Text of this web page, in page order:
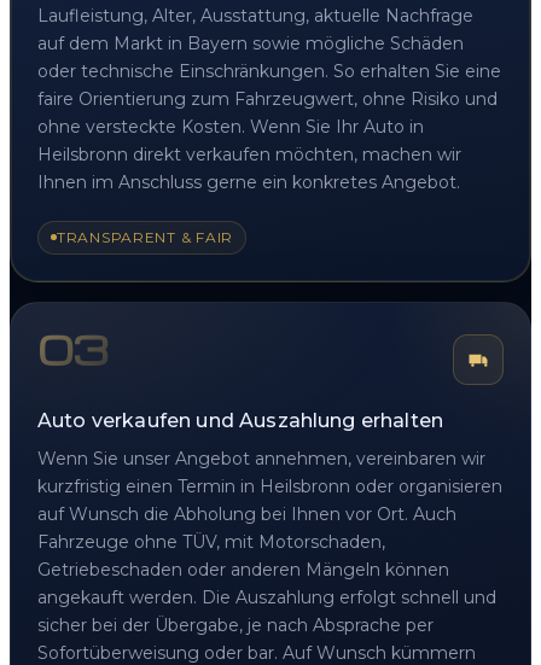
Laufleistung, Alter, Ausstattung, aktuelle Nachfrage
auf dem Markt in Bayern sowie mögliche Schäden
oder technische Einschränkungen. So erhalten Sie eine
faire Orientierung zum Fahrzeugwert, ohne Risiko und
ohne versteckte Kosten. Wenn Sie Ihr Auto in
Heilsbronn direkt verkaufen möchten, machen wir
Ihnen im Anschluss gerne ein konkretes Angebot.
TRANSPARENT & FAIR
03
Auto verkaufen und Auszahlung erhalten
Wenn Sie unser Angebot annehmen, vereinbaren wir
kurzfristig einen Termin in Heilsbronn oder organisieren
auf Wunsch die Abholung bei Ihnen vor Ort. Auch
Fahrzeuge ohne TÜV, mit Motorschaden,
Getriebeschaden oder anderen Mängeln können
angekauft werden. Die Auszahlung erfolgt schnell und
sicher bei der Übergabe, je nach Absprache per
Sofortüberweisung oder bar. Auf Wunsch kümmern